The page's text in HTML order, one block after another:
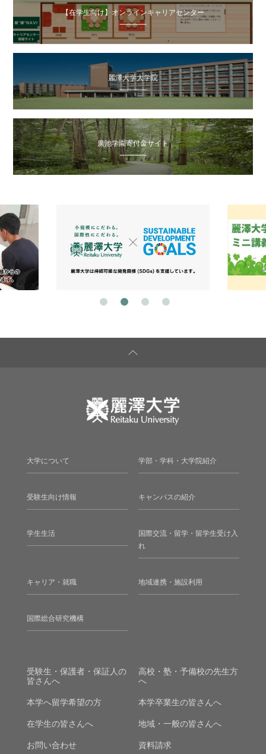
【在学生向け】オンラインキャリアセンター
麗澤大学大学院
廣池学園寄付金サイト
大学について 学部・学科・大学院紹介
受験生向け情報 キャンパスの紹介
学生生活
国際交流・留学・留学生受け入
れ
キャリア・就職 地域連携・施設利用
国際総合研究機構
受験生・保護者・保証人の
皆さんへ
高校・塾・予備校の先生方
へ
本学へ留学希望の方 本学卒業生の皆さんへ
在学生の皆さんへ 地域・一般の皆さんへ
お問い合わせ 資料請求